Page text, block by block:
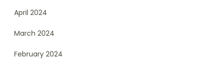
April 2024
March 2024
February 2024